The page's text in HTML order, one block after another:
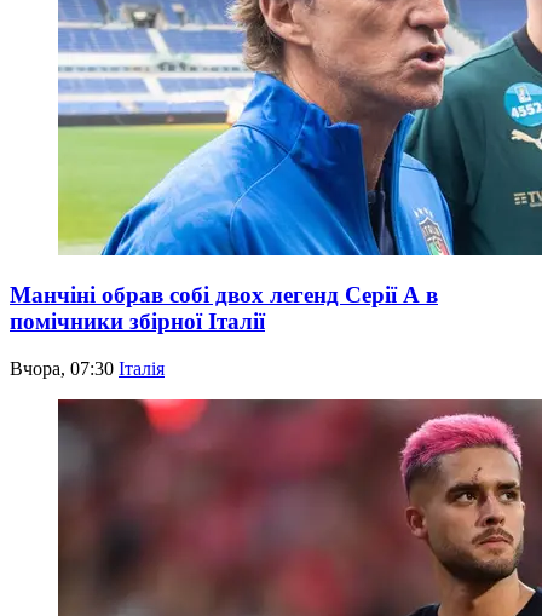
Манчіні обрав собі двох легенд Серії А в
помічники збірної Італії
Вчора, 07:30 Італія